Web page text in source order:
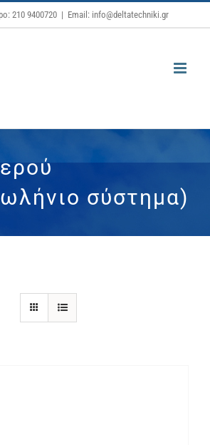
210 9400720 | Email: info@deltatechniki.gr
σύστημα)